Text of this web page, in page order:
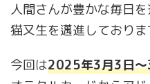
人間さんが豊かな毎日
猫又生を邁進しておりま
今回は2025年3月3日